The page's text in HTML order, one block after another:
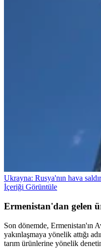
Ukrayna: Rusya'nın hava
İçeriği Görüntüle
Ermenistan'dan gelen
Son dönemde,
yakınlaşmaya yönelik attığı
tarım ürünlerine yönelik